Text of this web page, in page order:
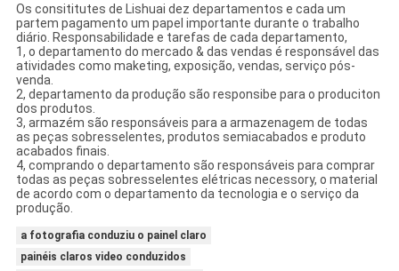
Os consititutes de Lishuai dez departamentos e cada um
partem pagamento um papel importante durante o trabalho
diário. Responsabilidade e tarefas de cada departamento,
1, o departamento do mercado & das vendas é responsável das
atividades como maketing, exposição, vendas, serviço pós-
venda.
2, departamento da produção são responsibe para o produciton
dos produtos.
3, armazém são responsáveis para a armazenagem de todas
as peças sobresselentes, produtos semiacabados e produto
acabados finais.
4, comprando o departamento são responsáveis para comprar
todas as peças sobresselentes elétricas necessory, o material
de acordo com o departamento da tecnologia e o serviço da
produção.
a fotografia conduziu o painel claro
painéis claros video conduzidos